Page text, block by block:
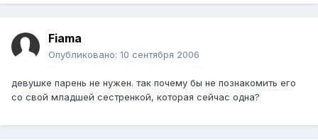
Fiama
Опубликовано: 10 сентября 2006
девушке парень не нужен. так почему бы не познакомить его
со свой младшей сестренкой, которая сейчас одна?